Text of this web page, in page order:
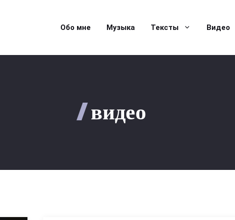
Обо мне Музыка Тексты Видео
видео